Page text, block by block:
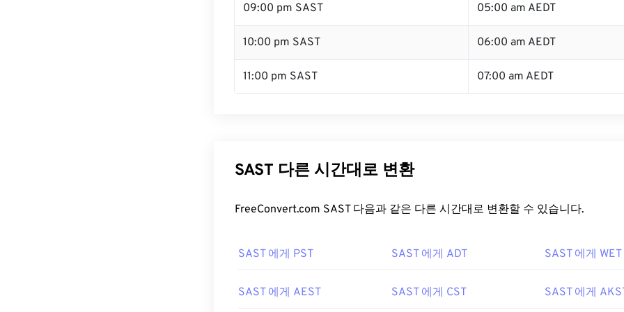
09:00 pm SAST 05:00 am AEDT
10:00 pm SAST 06:00 am AEDT
11:00 pm SAST 07:00 am AEDT
SAST 다른 시간대로 변환
FreeConvert.com SAST 다음과 같은 다른 시간대로 변환할 수 있습니다.
SAST 에게 PST SAST 에게 ADT SAST 에게 WET
SAST 에게 AEST SAST 에게 CST SAST 에게